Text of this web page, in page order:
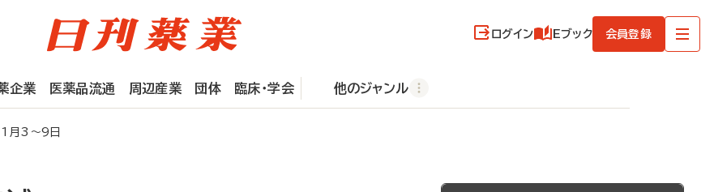
ログイン Eブック 会員登録
企業 医薬品流通 周辺産業 団体 臨床・学会 他のジャンル
3～9日